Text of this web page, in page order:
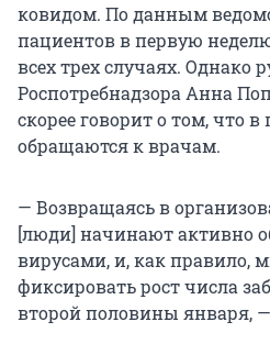
ковидом. По данным
пациентов в первую
всех трех случаях. Однако
Роспотребнадзора Анна
скорее говорит о том, что
обращаются к врачам.
— Возвращаясь в
[люди] начинают активно
вирусами, и, как правило,
фиксировать рост числа
второй половины января,